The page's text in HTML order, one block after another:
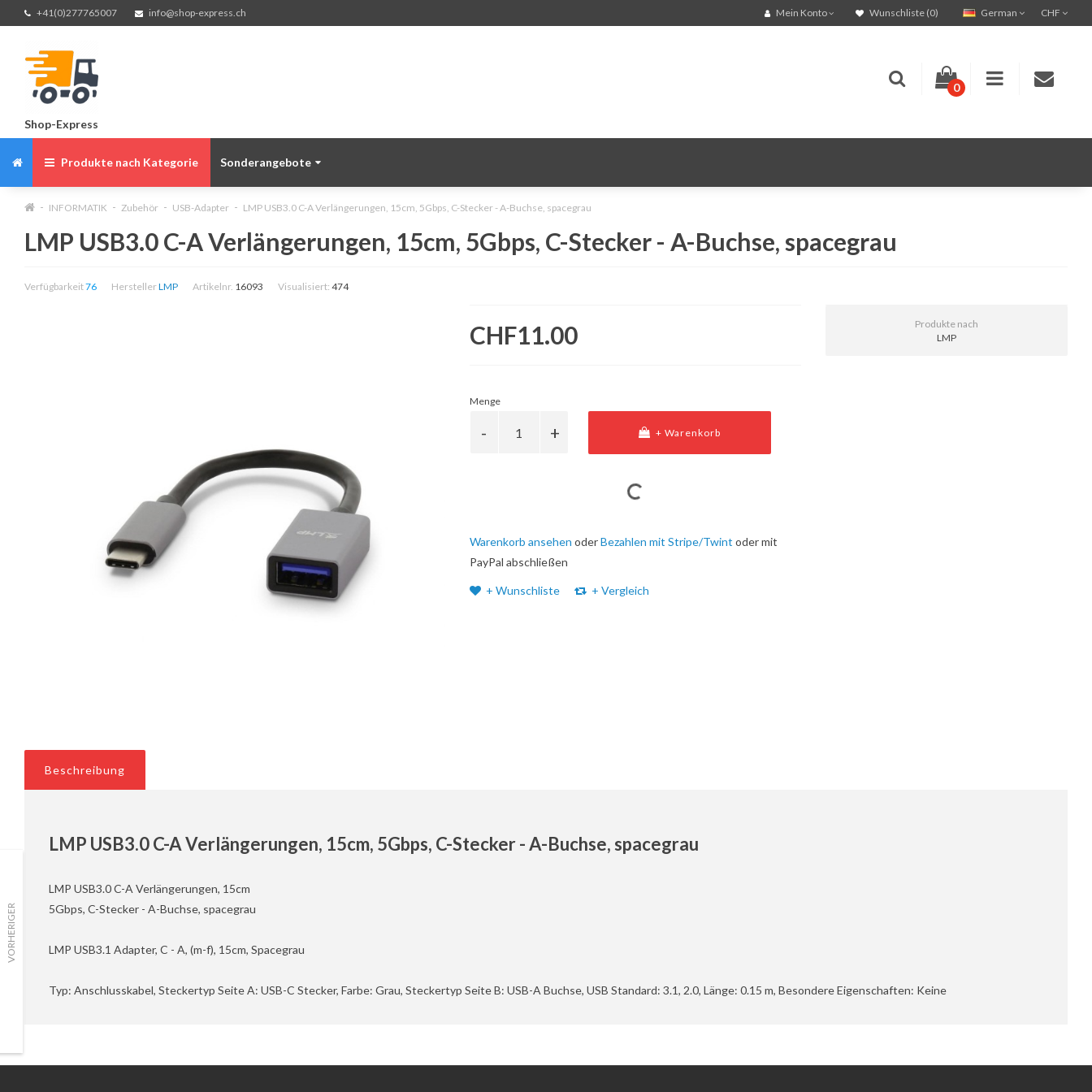
+41(0)277765007 info@shop-express.ch CHF
German
Mein Konto Wunschliste (0)
Shop-Express
0
Produkte nach Kategorie Sonderangebote
INFORMATIK Zubehör USB-Adapter LMP USB3.0 C-A Verlängerungen, 15cm, 5Gbps, C-Stecker - A-Buchse, spacegrau
VORHERIGER
LMP USB3.0 C-A Verlängerungen, 15cm, 5Gbps, C-Stecker - A-Buchse, spacegrau
Verfügbarkeit76 HerstellerLMP Artikelnr. 16093 Visualisiert: 474
CHF11.00
Menge
+ Warenkorb
Warenkorb ansehen oderBezahlen mit Stripe/Twint oder mit
PayPal abschließen
+ Wunschliste + Vergleich
Produkte nach
LMP
Beschreibung
LMP USB3.0 C-A Verlängerungen, 15cm, 5Gbps, C-Stecker - A-Buchse, spacegrau
LMP USB3.0 C-A Verlängerungen, 15cm
5Gbps, C-Stecker - A-Buchse, spacegrau
LMP USB3.1 Adapter, C - A, (m-f), 15cm, Spacegrau
Typ: Anschlusskabel, Steckertyp Seite A: USB-C Stecker, Farbe: Grau, Steckertyp Seite B: USB-A Buchse, USB Standard: 3.1, 2.0, Länge: 0.15 m, Besondere Eigenschaften: Keine